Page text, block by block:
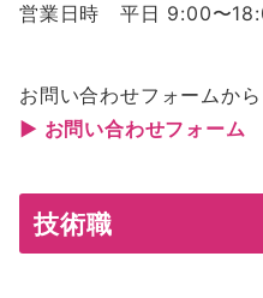
営業日時 平日 9:00〜
お問い合わせフォームか
▶ お問い合わせフォーム
技術職